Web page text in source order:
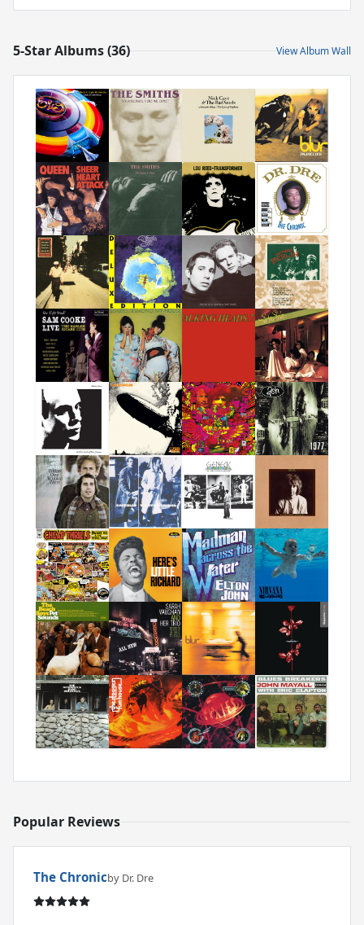
5-Star Albums (36) View Album Wall
Popular Reviews
The Chronicby Dr. Dre